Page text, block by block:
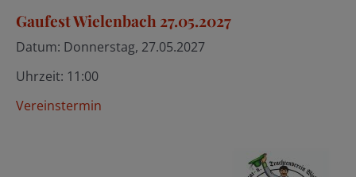
Gaufest Wielenbach 27.05.2027
Datum: Donnerstag, 27.05.2027
Uhrzeit: 11:00
Vereinstermin